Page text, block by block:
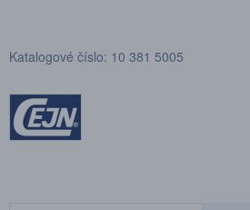
Katalogové číslo: 10 381 5005